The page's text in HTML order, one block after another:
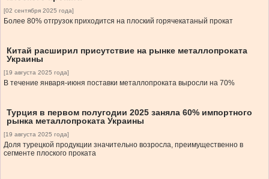
[02 сентября 2025 года]
Более 80% отгрузок приходится на плоский горячекатаный прокат
Китай расширил присутствие на рынке металлопроката
Украины
[19 августа 2025 года]
В течение января-июня поставки металлопроката выросли на 70%
Турция в первом полугодии 2025 заняла 60% импортного
рынка металлопроката Украины
[19 августа 2025 года]
Доля турецкой продукции значительно возросла, преимущественно в
сегменте плоского проката